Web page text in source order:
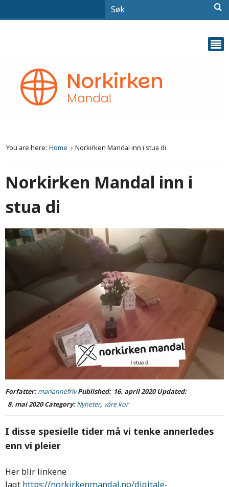
You are here: Home Norkirken Mandal inn i stua di
Norkirken Mandal inn i
stua di
Forfatter:mariannefrivPublished: 16. april 2020Updated:
8. mai 2020 Category:Nyheter, våre kor
I disse spesielle tider må vi tenke annerledes
enn vi pleier
Her blir linkene
lagt https://norkirkenmandal.no/digitale-